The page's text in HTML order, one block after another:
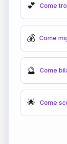
💕 Come
💰 Come
🔮 Come
🌟 Come